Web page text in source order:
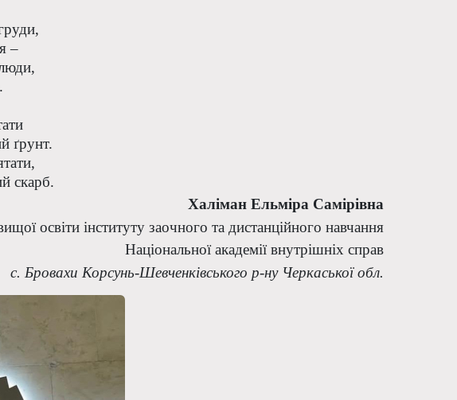
–
ґрунт.
скарб.
Халіман Ельміра Самірівна
освіти інституту заочного та дистанційного навчання
Національної академії внутрішніх справ
с. Бровахи Корсунь-Шевченківського р-ну Черкаської обл.